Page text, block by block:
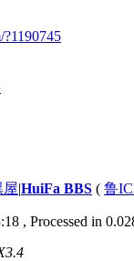
?1190745
屋|HuiFa BBS ( 鲁
, Processed in